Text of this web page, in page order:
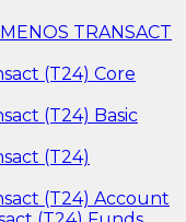
TRANSACT
(T24) Core
(T24) Basic
(T24)
(T24) Account